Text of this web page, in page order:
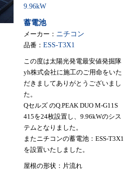
9.96kW
蓄電池
メーカー： ニチコン
品番： ESS-T3X1
この度は太陽光発電最安値発掘隊
yh株式会社に施工のご用命をいた
だきましてありがとうございまし
た。
Qセルズ のQ.PEAK DUO M-G11S
415を24枚設置し、9.96kWのシス
テムとなりました。
またニチコンの蓄電池：ESS-T3X1
を設置いたしました。
屋根の形状：片流れ